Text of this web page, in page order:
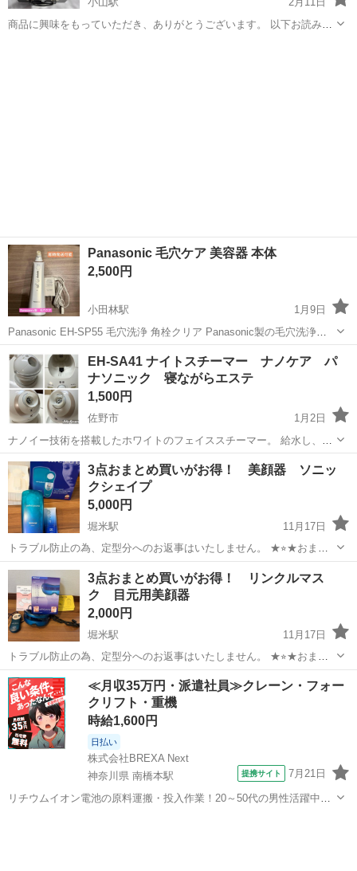
商品に興味をもっていただき、ありがとうございます。 以下お読みい
Panasonic 毛穴ケア 美容器 本体
2,500円
小田林駅
1月9日
Panasonic EH-SP55 毛穴洗浄 角栓クリア Panasonic製の毛穴洗浄機
です。 すでに生産終了してモデルです。 プレゼントでいただきました
が、数回使用してそのまま保管していました。 箱はありません。 写...
栃木 小山市 美容家電 Panasonic
EH-SA41 ナイトスチーマー ナノケア パ
ナソニック 寝ながらエステ
1,500円
佐野市
1月2日
ナノイー技術を搭載したホワイトのフェイススチーマー。 給水し、電
源を入れて、スチームが出るのを確認しました。（最後の写真） 20分
ほど作動したら、取説の通り、ナノイーのランプの点灯確認しまし
た。 あまり使わず保管してまし...
栃木 佐野市 美容家電 ナノイー
3点おまとめ買いがお得！ 美顔器 ソニッ
クシェイプ
5,000円
堀米駅
11月17日
トラブル防止の為、定型分へのお返事はいたしません。 ★⭐︎★おまと
め買いが絶対にお得！★⭐︎★ 別売りしているマイナスイオンスチーマ
ー(10000円)とリンクルマスク(2000円)を合わせておまとめ買いしてい
ただけたら3...
栃木 佐野市 堀米駅 美容家電 美顔器
3点おまとめ買いがお得！ リンクルマス
ク 目元用美顔器
2,000円
堀米駅
11月17日
トラブル防止の為、定型分へのお返事はいたしません。 ★⭐︎★おまと
め買いが絶対にお得！★⭐︎★ 別売りしているマイナスイオンスチーマ
ー(10000円)とソニックシェイプ (5000円)を合わせておまとめ買いして
いただけた...
栃木 佐野市 堀米駅 美容家電 ジェル
≪月収35万円・派遣社員≫クレーン・フォー
クリフト・重機
時給1,600円
日払い
株式会社BREXA Next
神奈川県 南橋本駅
提携サイト 7月21日
リチウムイオン電池の原料運搬・投入作業！20～50代の男性活躍中★